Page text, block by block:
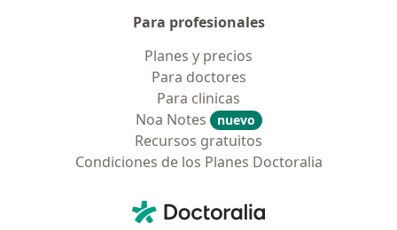
Para profesionales
Planes y precios
Para doctores
Para clinicas
Noa Notes
nuevo
Recursos gratuitos
Condiciones de los Planes Doctoralia
Doctoralia - Página de inicio